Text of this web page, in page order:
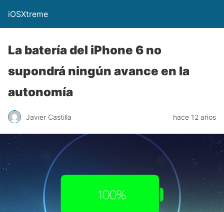
iOSXtreme
La batería del iPhone 6 no
supondrá ningún avance en la
autonomía
Javier Castilla hace 12 años